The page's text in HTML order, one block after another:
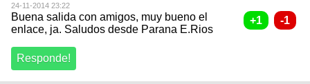
24-11-2014 23:22
Buena salida con amigos, muy bueno el
enlace, ja. Saludos desde Parana E.Rios